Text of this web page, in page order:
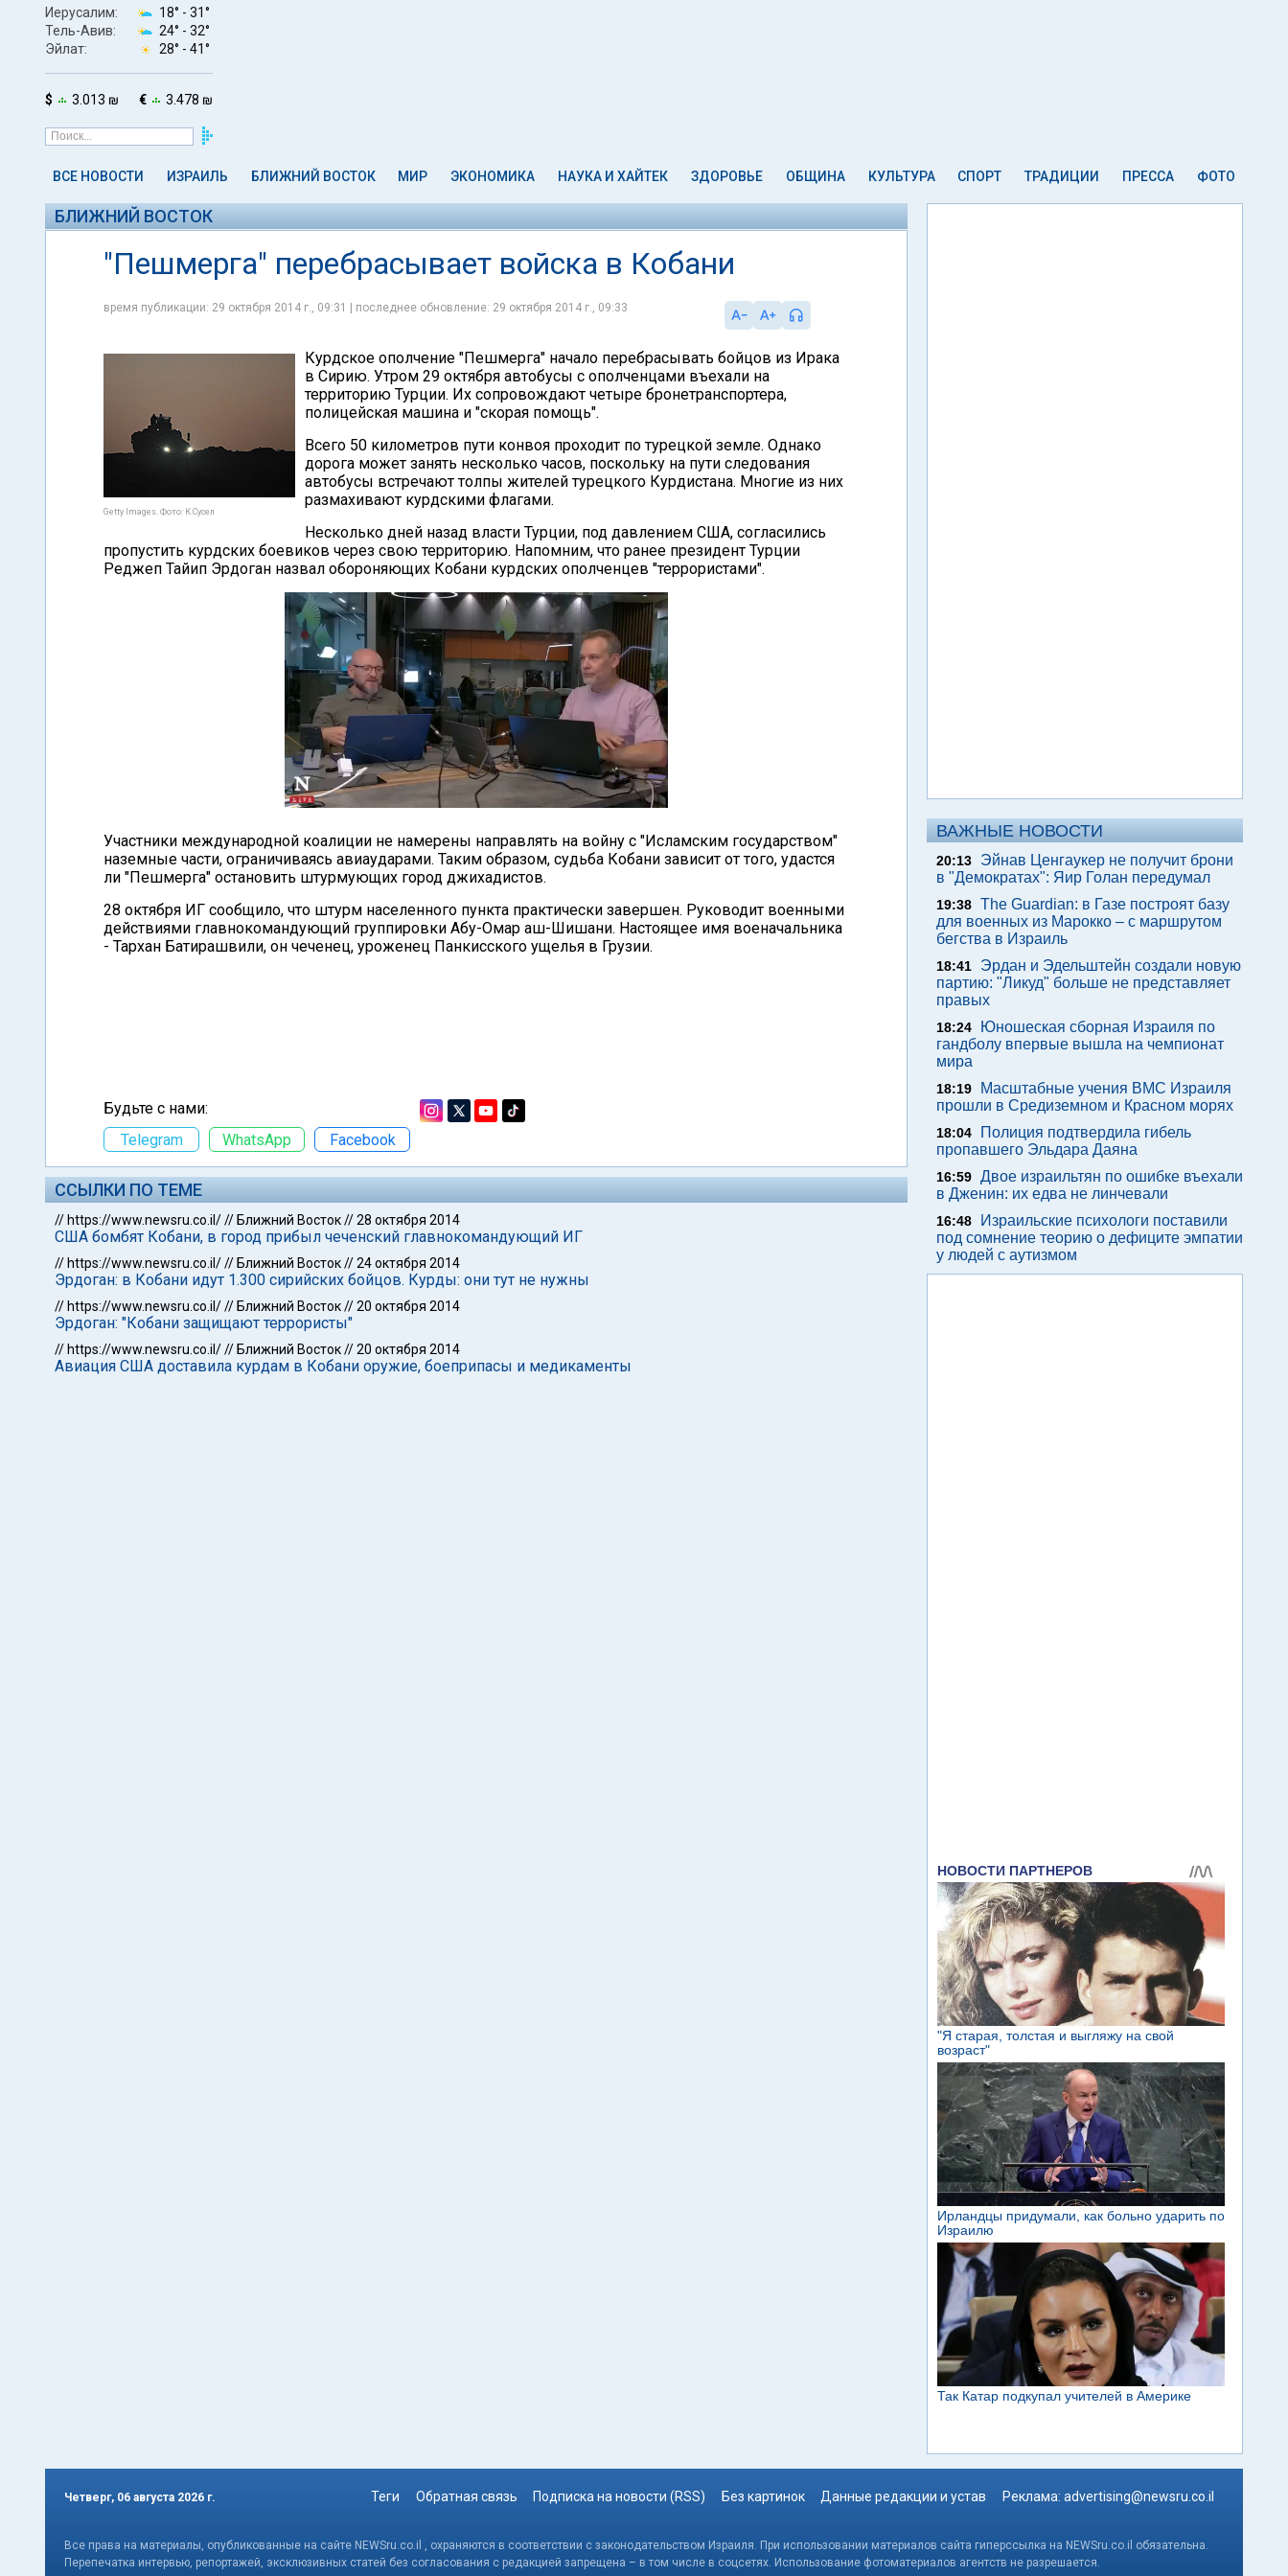
Иерусалим: 18° - 31°
Тель-Авив:
24° - 32°
Эйлат:
28° - 41°
$ 3.013 ₪ € 3.478 ₪
ВСЕ НОВОСТИ ИЗРАИЛЬ БЛИЖНИЙ ВОСТОК МИР ЭКОНОМИКА НАУКА И ХАЙТЕК ЗДОРОВЬЕ ОБЩИНА КУЛЬТУРА СПОРТ ТРАДИЦИИ ПРЕССА ФОТО
БЛИЖНИЙ ВОСТОК
"Пешмерга" перебрасывает войска в Кобани
время публикации: 29 октября 2014 г., 09:31 | последнее обновление: 29 октября 2014 г., 09:33
Getty Images. Фото: К.Сусел
Курдское ополчение "Пешмерга" начало перебрасывать бойцов из Ирака
в Сирию. Утром 29 октября автобусы с ополченцами въехали на
территорию Турции. Их сопровождают четыре бронетранспортера,
полицейская машина и "скорая помощь".
Всего 50 километров пути конвоя проходит по турецкой земле. Однако
дорога может занять несколько часов, поскольку на пути следования
автобусы встречают толпы жителей турецкого Курдистана. Многие из них
размахивают курдскими флагами.
Несколько дней назад власти Турции, под давлением США, согласились
пропустить курдских боевиков через свою территорию. Напомним, что ранее президент Турции
Реджеп Тайип Эрдоган назвал обороняющих Кобани курдских ополченцев "террористами".
Участники международной коалиции не намерены направлять на войну с "Исламским государством"
наземные части, ограничиваясь авиаударами. Таким образом, судьба Кобани зависит от того, удастся
ли "Пешмерга" остановить штурмующих город джихадистов.
28 октября ИГ сообщило, что штурм населенного пункта практически завершен. Руководит военными
действиями главнокомандующий группировки Абу-Омар аш-Шишани. Настоящее имя военачальника
- Тархан Батирашвили, он чеченец, уроженец Панкисского ущелья в Грузии.
Будьте с нами:
Telegram
WhatsApp Facebook
ССЫЛКИ ПО ТЕМЕ
// https://www.newsru.co.il/// Ближний Восток//28 октября 2014
США бомбят Кобани, в город прибыл чеченский главнокомандующий ИГ
// https://www.newsru.co.il/// Ближний Восток//24 октября 2014
Эрдоган: в Кобани идут 1.300 сирийских бойцов. Курды: они тут не нужны
// https://www.newsru.co.il/// Ближний Восток//20 октября 2014
Эрдоган: "Кобани защищают террористы"
// https://www.newsru.co.il/// Ближний Восток//20 октября 2014
Авиация США доставила курдам в Кобани оружие, боеприпасы и медикаменты
ВАЖНЫЕ НОВОСТИ
20:13
Эйнав Ценгаукер не получит брони
в "Демократах": Яир Голан передумал
19:38 The Guardian: в Газе построят базу
для военных из Марокко – с маршрутом
бегства в Израиль
18:41
Эрдан и Эдельштейн создали новую
партию: "Ликуд" больше не представляет
правых
18:24
Юношеская сборная Израиля по
гандболу впервые вышла на чемпионат
мира
18:19
Масштабные учения ВМС Израиля
прошли в Средиземном и Красном морях
18:04
Полиция подтвердила гибель
пропавшего Эльдара Даяна
16:59 Двое израильтян по ошибке въехали
в Дженин: их едва не линчевали
16:48
Израильские психологи поставили
под сомнение теорию о дефиците эмпатии
у людей с аутизмом
Четверг, 06 августа 2026 г. Теги Обратная связь Подписка на новости (RSS) Без картинок Данные редакции и устав Реклама: advertising@newsru.co.il
Все права на материалы, опубликованные на сайте NEWSru.co.il , охраняются в соответствии с законодательством Израиля. При использовании материалов сайта гиперссылка на NEWSru.co.il обязательна.
Перепечатка интервью, репортажей, эксклюзивных статей без согласования с редакцией запрещена – в том числе в соцсетях. Использование фотоматериалов агентств не разрешается.